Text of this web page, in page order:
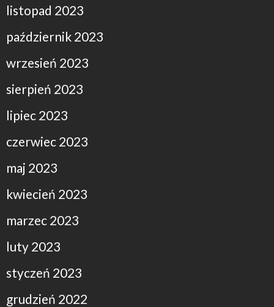
listopad 2023
październik 2023
wrzesień 2023
sierpień 2023
lipiec 2023
czerwiec 2023
maj 2023
kwiecień 2023
marzec 2023
luty 2023
styczeń 2023
grudzień 2022